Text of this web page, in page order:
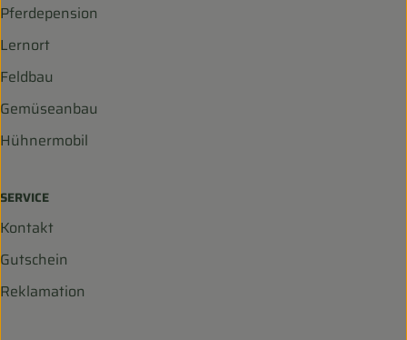
Pferdepension
Lernort
Feldbau
Gemüseanbau
Hühnermobil
SERVICE
Kontakt
Gutschein
Reklamation